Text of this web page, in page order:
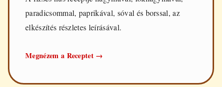
paradicsommal, paprikával, sóval és borssal, az
elkészítés részletes leírásával.
Megnézem a Receptet Rizses
→